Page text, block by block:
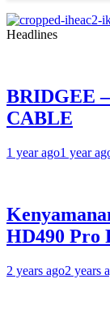
Headlines
BRIDGEE
CABLE
1 year ago1 year
HD490 Pro
2 years ago2 years